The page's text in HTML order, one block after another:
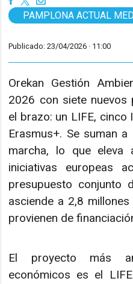
PAMPLONA ACTUAL
Publicado: 23/04/2026 · 11:00
Orekan Gestión
2026 con siete nuevos
el brazo: un LIFE, cinco
Erasmus+. Se suman
marcha, lo que eleva
iniciativas europeas
presupuesto conjunto
asciende a 2,8
provienen de
El proyecto más
económicos es el